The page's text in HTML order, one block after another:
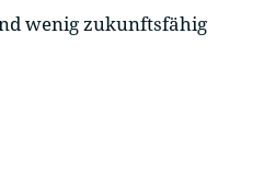
wenig zukunftsfähig